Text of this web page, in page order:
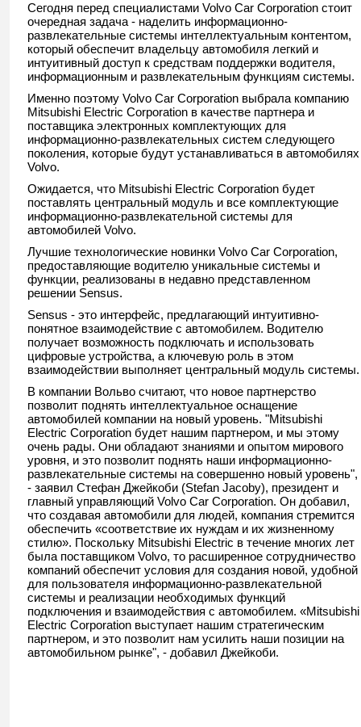
Сегодня перед специалистами Volvo Car Corporation стоит
очередная задача - наделить информационно-
развлекательные системы интеллектуальным контентом,
который обеспечит владельцу автомобиля легкий и
интуитивный доступ к средствам поддержки водителя,
информационным и развлекательным функциям системы.
Именно поэтому Volvo Car Corporation выбрала компанию
Mitsubishi Electric Corporation в качестве партнера и
поставщика электронных комплектующих для
информационно-развлекательных систем следующего
поколения, которые будут устанавливаться в автомобилях
Volvo.
Ожидается, что Mitsubishi Electric Corporation будет
поставлять центральный модуль и все комплектующие
информационно-развлекательной системы для
автомобилей Volvo.
Лучшие технологические новинки Volvo Car Corporation,
предоставляющие водителю уникальные системы и
функции, реализованы в недавно представленном
решении Sensus.
Sensus - это интерфейс, предлагающий интуитивно-
понятное взаимодействие с автомобилем. Водителю
получает возможность подключать и использовать
цифровые устройства, а ключевую роль в этом
взаимодействии выполняет центральный модуль системы.
В компании Вольво считают, что новое партнерство
позволит поднять интеллектуальное оснащение
автомобилей компании на новый уровень. "Mitsubishi
Electric Corporation будет нашим партнером, и мы этому
очень рады. Они обладают знаниями и опытом мирового
уровня, и это позволит поднять наши информационно-
развлекательные системы на совершенно новый уровень",
- заявил Стефан Джейкоби (Stefan Jacoby), президент и
главный управляющий Volvo Car Corporation. Он добавил,
что создавая автомобили для людей, компания стремится
обеспечить «соответствие их нуждам и их жизненному
стилю». Поскольку Mitsubishi Electric в течение многих лет
была поставщиком Volvo, то расширенное сотрудничество
компаний обеспечит условия для создания новой, удобной
для пользователя информационно-развлекательной
системы и реализации необходимых функций
подключения и взаимодействия с автомобилем. «Mitsubishi
Electric Corporation выступает нашим стратегическим
партнером, и это позволит нам усилить наши позиции на
автомобильном рынке", - добавил Джейкоби.